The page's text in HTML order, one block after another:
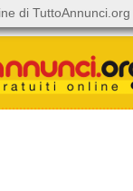
di